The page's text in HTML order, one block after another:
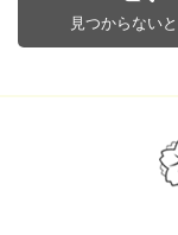
見つからない